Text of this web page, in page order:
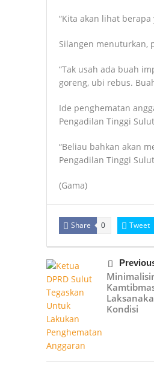
“Kita akan lihat
Silangen menuturkan,
“Tak usah ada buah
goreng, ubi rebus.
Ide penghematan
Pengadilan Tinggi
“Beliau bahkan akan
Pengadilan Tinggi
(Gama)
Share 0 Tweet
Kondisi